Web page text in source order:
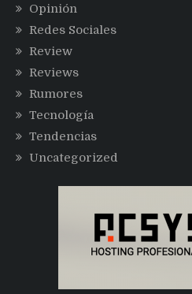
Opinión
Redes Sociales
Review
Reviews
Rumores
Tecnología
Tendencias
Uncategorized